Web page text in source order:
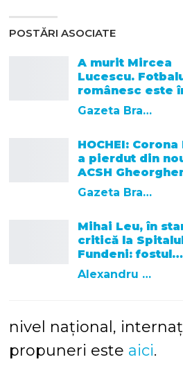
POSTĂRI ASOCIATE
A murit Mircea
Lucescu.
românesc este
Gazeta Brasovului
HOCHEI:
a pierdut din
ACSH
Gazeta Brasovului
Mihai Leu, în
critică la
Fundeni: fostul…
Alexandru R. Cantemir
nivel național,
propuneri este aici.